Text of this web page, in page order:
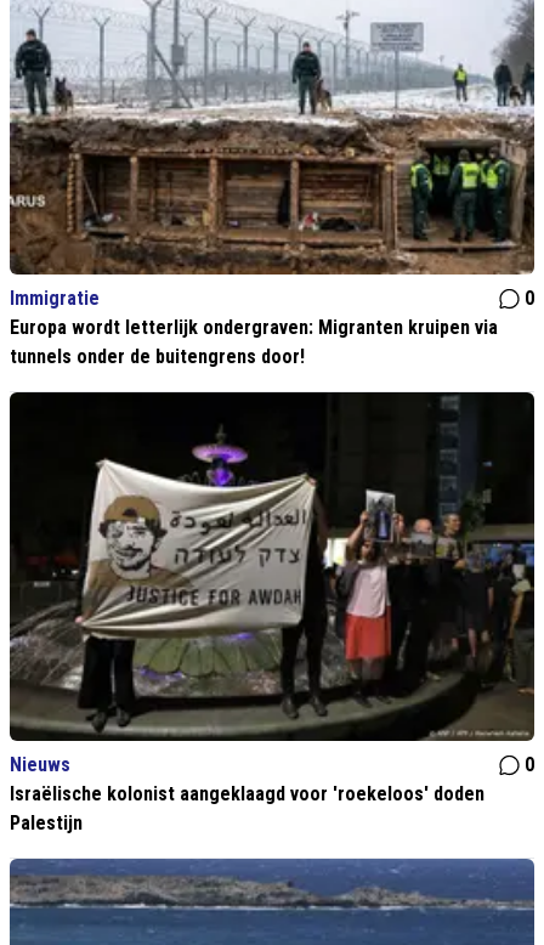
Immigratie
0
Europa wordt letterlijk ondergraven: Migranten kruipen via
tunnels onder de buitengrens door!
Nieuws
0
Israëlische kolonist aangeklaagd voor 'roekeloos' doden
Palestijn